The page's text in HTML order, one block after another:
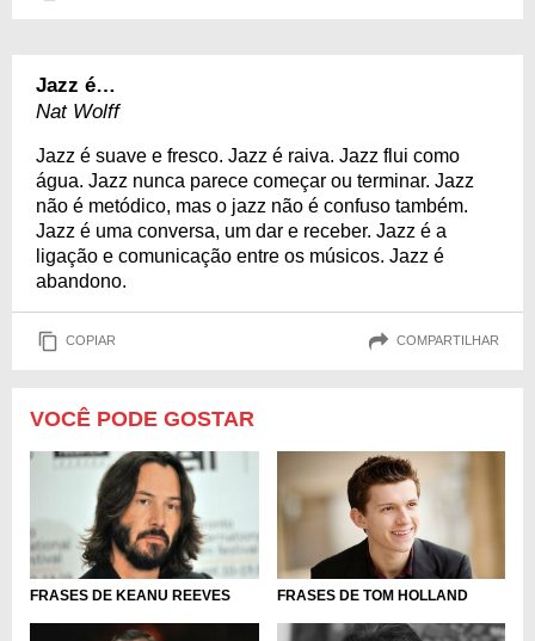
Jazz é…
Nat Wolff
Jazz é suave e fresco. Jazz é raiva. Jazz flui como
água. Jazz nunca parece começar ou terminar. Jazz
não é metódico, mas o jazz não é confuso também.
Jazz é uma conversa, um dar e receber. Jazz é a
ligação e comunicação entre os músicos. Jazz é
abandono.
COPIAR COMPARTILHAR
VOCÊ PODE GOSTAR
FRASES DE KEANU REEVES FRASES DE TOM HOLLAND